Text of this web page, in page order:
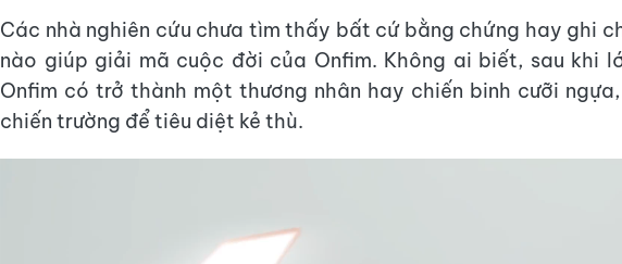
Các nhà nghiên cứu chưa tìm thấy bất cứ bằng chứng hay ghi
nào giúp giải mã cuộc đời của Onfim. Không ai biết, sau khi
Onfim có trở thành một thương nhân hay chiến binh cưỡi
chiến trường để tiêu diệt kẻ thù.